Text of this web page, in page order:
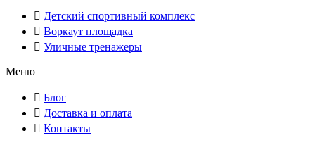
Детский спортивный комплекс
Воркаут площадка
Уличные тренажеры
Меню
Блог
Доставка и оплата
Контакты